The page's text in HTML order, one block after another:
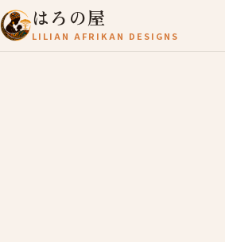
はろの屋
LILIAN AFRIKAN DESIGNS